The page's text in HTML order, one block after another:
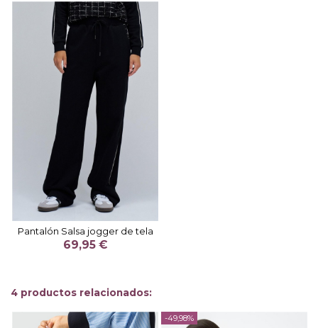
Pantalón Salsa jogger de tela
69,95 €
4 productos relacionados:
-49,98%